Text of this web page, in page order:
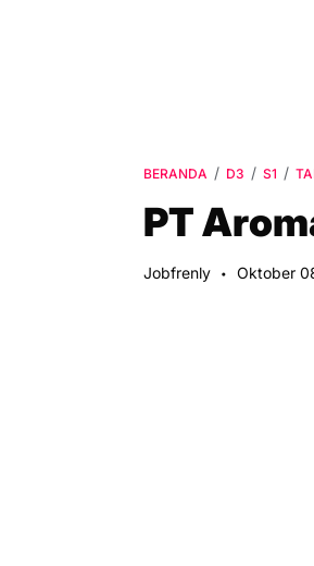
BERANDA D3 S1
PT
Jobfrenly Oktober